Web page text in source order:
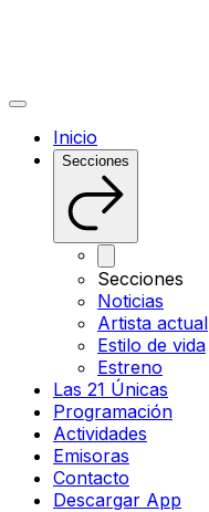
Inicio
Secciones
Secciones
Noticias
Artista actual
Estilo de vida
Estreno
Las 21 Únicas
Programación
Actividades
Emisoras
Contacto
Descargar App